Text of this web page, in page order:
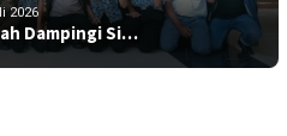
2026
Dampingi Si…